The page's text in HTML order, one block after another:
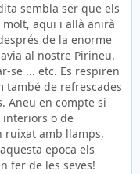
sembla ser que els
aqui i allà anirà
de la enorme
al nostre Pirineu.
se ... etc. Es respiren
també de refrescades
Aneu en compte si
interiors o de
ruixat amb llamps,
epoca els
fer de les seves!